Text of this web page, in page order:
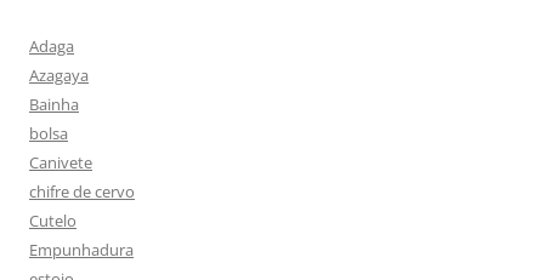
Adaga
Azagaya
Bainha
bolsa
Canivete
chifre de cervo
Cutelo
Empunhadura